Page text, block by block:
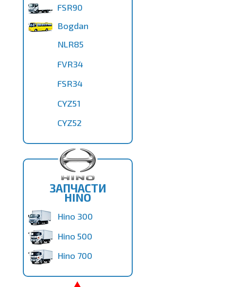
FSR90
Bogdan
NLR85
FVR34
FSR34
CYZ51
CYZ52
ЗАПЧАСТИ
HINO
Hino 300
Hino 500
Hino 700